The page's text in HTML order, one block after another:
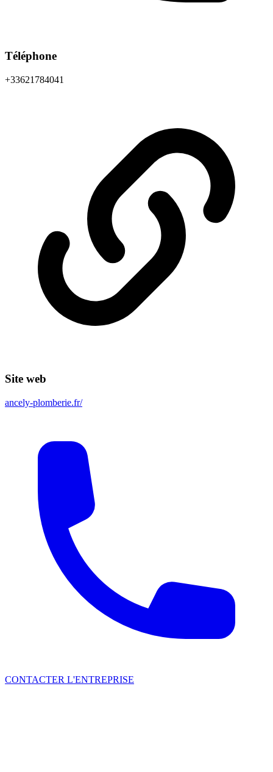
Téléphone
+33621784041
Site web
ancely-plomberie.fr/
CONTACTER L'ENTREPRISE